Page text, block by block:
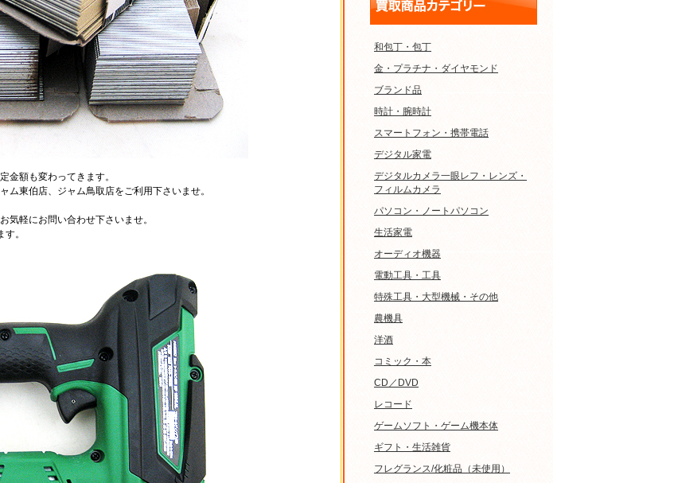
金額も変わってきます。
ム東伯店、ジャム鳥取店をご利用下さいませ。
気軽にお問い合わせ下さいませ。
。
和包丁・包丁
金・プラチナ・ダイヤモンド
ブランド品
時計・腕時計
スマートフォン・携帯電話
デジタル家電
デジタルカメラ一眼レフ・レンズ・
フィルムカメラ
パソコン・ノートパソコン
生活家電
オーディオ機器
電動工具・工具
特殊工具・大型機械・その他
農機具
洋酒
コミック・本
CD／DVD
レコード
ゲームソフト・ゲーム機本体
ギフト・生活雑貨
フレグランス/化粧品（未使用）